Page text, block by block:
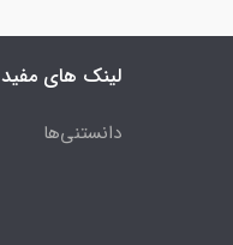
لینک های مفید
دانستنی‌ها